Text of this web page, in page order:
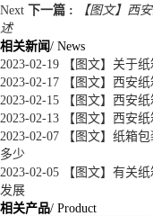
Next 下一篇 :
【图文】西
述
相关新闻/ News
2023-02-19 【图文】关于
2023-02-17 【图文】西安
2023-02-15 【图文】西安
2023-02-13 【图文】西安
2023-02-07 【图文】纸箱
多少
2023-02-05 【图文】有关
发展
相关产品/ Product